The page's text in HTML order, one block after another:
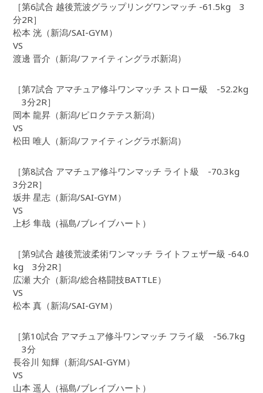
［第6試合 越後荒波グラップリングワンマッチ -61.5kg 3
分2R］
松本 洸（新潟/SAI-GYM）
VS
渡邊 晋介（新潟/ファイティングラボ新潟）
［第7試合 アマチュア修斗ワンマッチ ストロー級 -52.2kg
3分2R］
岡本 龍昇（新潟/ピロクテテス新潟）
VS
松田 唯人（新潟/ファイティングラボ新潟）
［第8試合 アマチュア修斗ワンマッチ ライト級 -70.3kg
3分2R］
坂井 星志（新潟/SAI-GYM）
VS
上杉 隼哉（福島/ブレイブハート）
［第9試合 越後荒波柔術ワンマッチ ライトフェザー級 -64.0
kg 3分2R］
広瀬 大介（新潟/総合格闘技BATTLE）
VS
松本 真（新潟/SAI-GYM）
［第10試合 アマチュア修斗ワンマッチ フライ級 -56.7kg
3分
長谷川 知輝（新潟/SAI-GYM）
VS
山本 遥人（福島/ブレイブハート）